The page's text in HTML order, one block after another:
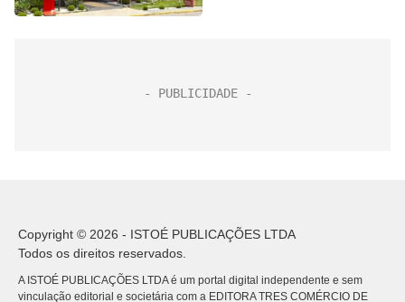
Copyright © 2026 - ISTOÉ PUBLICAÇÕES LTDA
Todos os direitos reservados.
A ISTOÉ PUBLICAÇÕES LTDA é um portal digital independente e sem
vinculação editorial e societária com a EDITORA TRES COMÉRCIO DE